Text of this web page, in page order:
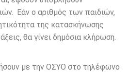
Εάν ο αριθμός των παιδιών,
της κατασκήνωσης
θα γίνει δημόσια κλήρωση.
με την ΟΣΥΟ στο τηλέφωνο